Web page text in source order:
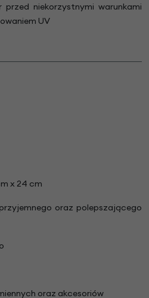
niekorzystnymi warunkami
UV
x 24 cm
oraz polepszającego
oraz akcesoriów